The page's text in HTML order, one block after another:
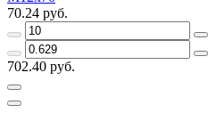
70.24 руб.
702.40 руб.